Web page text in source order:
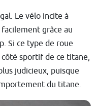
Le vélo incite à
grâce au
Si ce type de roue
sportif de ce titane,
judicieux, puisque
du titane.